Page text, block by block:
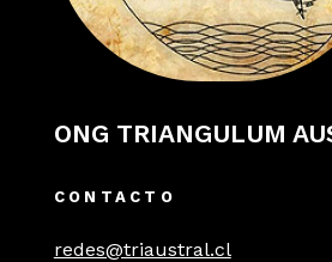
ONG TRIANGULUM
CONTACTO
redes@triaustral.cl